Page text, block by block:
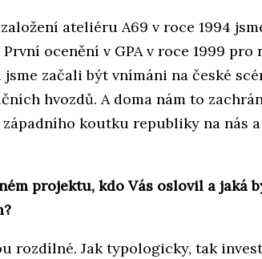
ateliéru A69 v roce 1994
ocenění v GPA v roce 1999 pro
začali být vnímáni na české
hvozdů. A doma nám to
koutku republiky na nás a
projektu, kdo Vás oslovil a jaká
rozdílné. Jak typologicky, tak